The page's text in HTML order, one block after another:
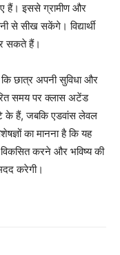
हैं। इससे ग्रामीण और
से सीख सकेंगे। विद्यार्थी
सकते हैं।
छात्र अपनी सुविधा और
समय पर क्लास अटेंड
के हैं, जबकि एडवांस लेवल
का मानना है कि यह
विकसित करने और भविष्य की
करेगी।